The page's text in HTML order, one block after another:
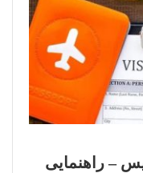
– راهنمایی